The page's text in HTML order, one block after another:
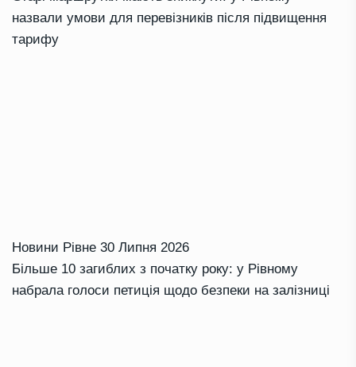
назвали умови для перевізників після підвищення
тарифу
Новини Рівне 30 Липня 2026
Більше 10 загиблих з початку року: у Рівному
набрала голоси петиція щодо безпеки на залізниці